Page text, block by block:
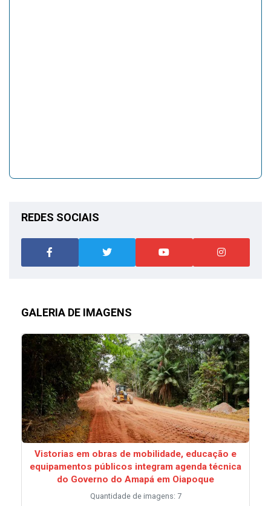
REDES SOCIAIS
GALERIA DE IMAGENS
Vistorias em obras de mobilidade, educação e
equipamentos públicos integram agenda técnica
do Governo do Amapá em Oiapoque
Quantidade de imagens: 7